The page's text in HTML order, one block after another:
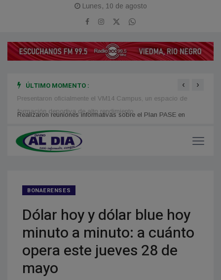
Lunes, 10 de agosto
ÚLTIMO MOMENTO :
barrios populares
Presentaron oficialmente el VM14 Campus, un espacio de
formación deportiva de alto rendimiento
‹ ›
BONAERENSES
Dólar hoy y dólar blue hoy
minuto a minuto: a cuánto
opera este jueves 28 de
mayo